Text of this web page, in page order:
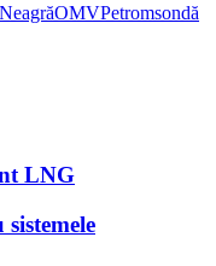
NeagrăOMVPetromsondă
LNG